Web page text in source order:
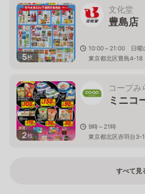
5枚
文化堂
豊島店
10:00～21:00 日曜
東京都北区豊島4-18
2枚
コープみ
ミニコ
9時～21時
東京都北区赤羽台3-
すべて見